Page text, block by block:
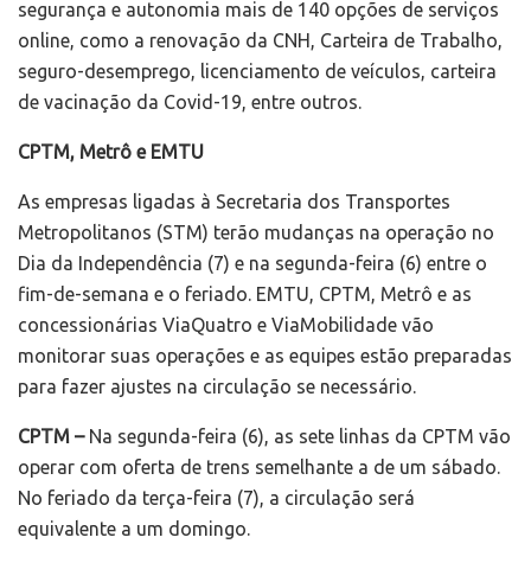
segurança e autonomia mais de 140 opções de serviços
online, como a renovação da CNH, Carteira de Trabalho,
seguro-desemprego, licenciamento de veículos, carteira
de vacinação da Covid-19, entre outros.
CPTM, Metrô e EMTU
As empresas ligadas à Secretaria dos Transportes
Metropolitanos (STM) terão mudanças na operação no
Dia da Independência (7) e na segunda-feira (6) entre o
fim-de-semana e o feriado. EMTU, CPTM, Metrô e as
concessionárias ViaQuatro e ViaMobilidade vão
monitorar suas operações e as equipes estão preparadas
para fazer ajustes na circulação se necessário.
CPTM – Na segunda-feira (6), as sete linhas da CPTM vão
operar com oferta de trens semelhante a de um sábado.
No feriado da terça-feira (7), a circulação será
equivalente a um domingo.